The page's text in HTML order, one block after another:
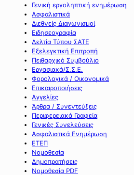
Γενική εργοληπτική ενημέρωση
Ασφαλιστικά
Διεθνείς Διαγωνισμοί
Ειδησεογραφία
Δελτία Τύπου ΣΑΤΕ
Εξελεγκτική Επιτροπή
Πειθαρχικό Συμβούλιο
Εργασιακά/Σ.Σ.Ε.
Φορολογικά / Οικονομικά
Επικαιροποιήσεις
Αγγελίες
Άρθρα / Συνεντεύξεις
Περιφερειακά Γραφεία
Γενικές Συνελεύσεις
Ασφαλιστικά Ενημέρωση
ΕΤΕΠ
Νομοθεσία
Δημοπρατήσεις
Νομοθεσία PDF